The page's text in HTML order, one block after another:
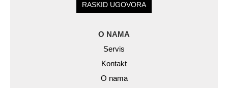
RASKID UGOVORA
O NAMA
Servis
Kontakt
O nama